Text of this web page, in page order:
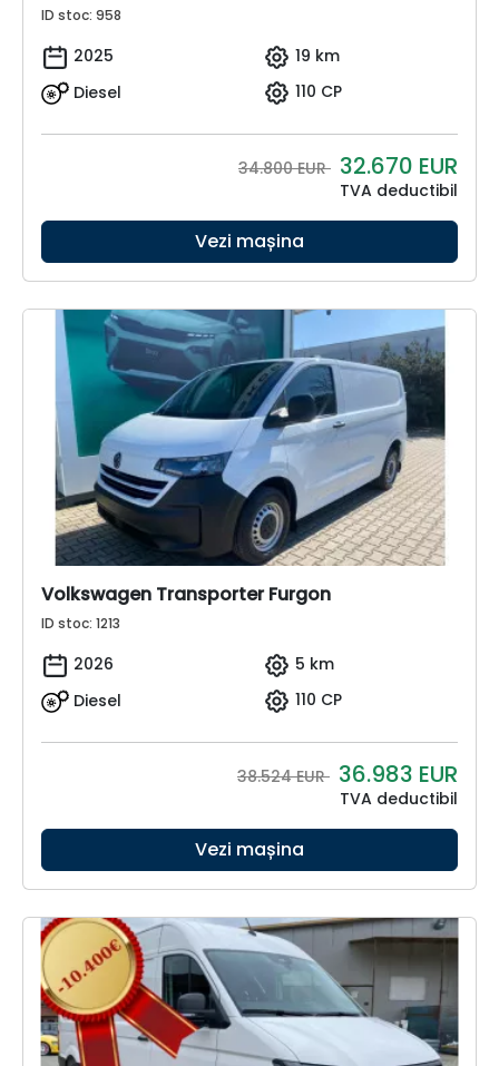
ID stoc: 958
2025
19 km
Diesel
110 CP
34.800 EUR 32.670 EUR
TVA deductibil
Vezi mașina
Volkswagen Transporter Furgon
ID stoc: 1213
2026
5 km
Diesel
110 CP
38.524 EUR 36.983 EUR
TVA deductibil
Vezi mașina